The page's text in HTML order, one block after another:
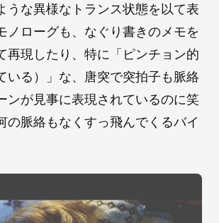
うな異様なトランス状態を以て表
ノローグも、なぐり書きのメモを
再現したり、特に「ピンチョン的
いる）」な、唐突で突拍子も脈絡
ンが見事に表現されているのに笑
の脈絡もなくすっ飛んでくるバイ